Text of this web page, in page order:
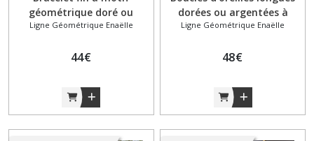
géométrique doré ou
argenté modèle # 4 / Bijoux
Ligne Géométrique Enaëlle
44€
dorées ou argentées à
motif géométrique modèle
Ligne Géométrique Enaëlle
48€